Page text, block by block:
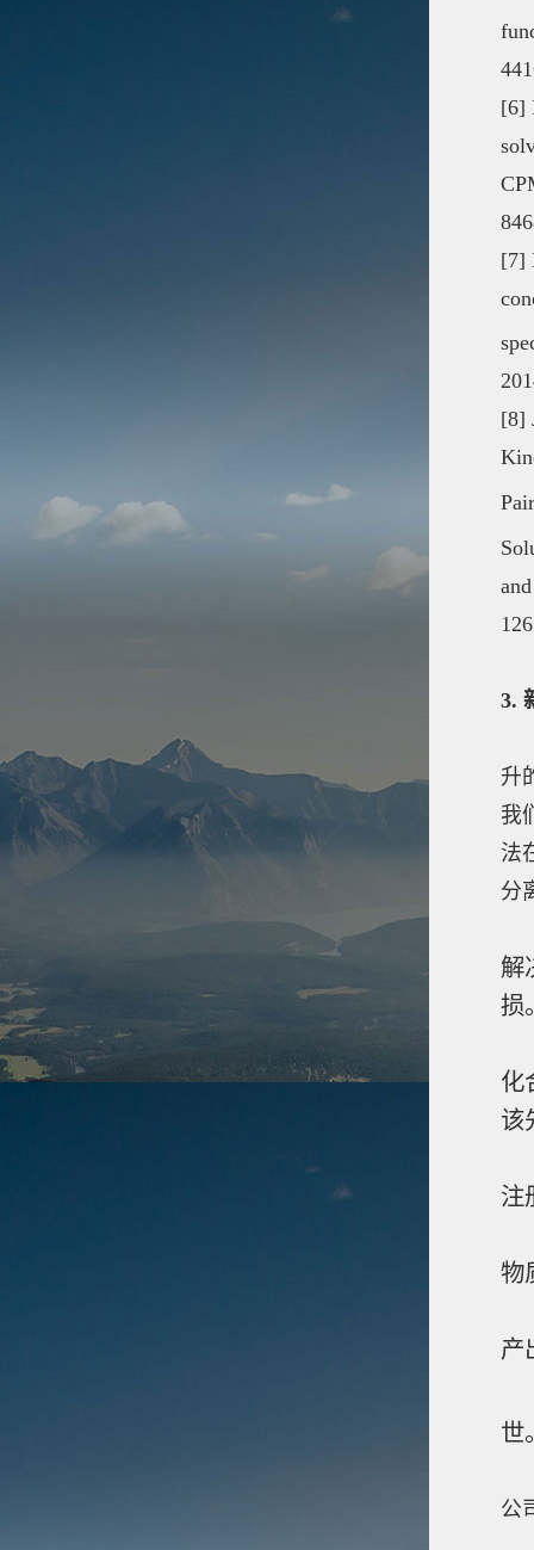
[6]
[7]
[8]
3.
升
我
法
分
解
损
化
该
注
物
产
世
公